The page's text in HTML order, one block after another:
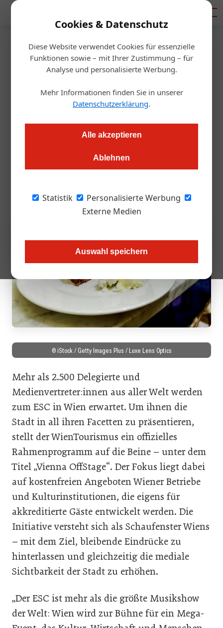
Cookies & Datenschutz
Diese Website verwendet Cookies für essenzielle
Funktionen sowie – mit Ihrer Zustimmung – für
Analyse und personalisierte Werbung.
Mehr Informationen finden Sie in unserer
Datenschutzerklärung.
Alle akzeptieren
Ablehnen
Statistik
Personalisierte Werbung
Externe Medien
Auswahl speichern
Startseite/Tourismusbranche
Tourismus
ESC 2026: Wien sucht
Partnerbetriebe
Mit dem Projekt „Vienna OffStage“ lädt WienTourismus
Rahmenprogramms zu werden. Wir haben alle Infos dazu.
© iStock / Getty Images Plus / Luxe Lens Optics
Mehr als 2.500 Delegierte und
Medienvertreter:innen aus aller Welt werden
zum ESC in Wien erwartet. Um ihnen die
Stadt in all ihren Facetten zu präsentieren,
stellt der WienTourismus ein offizielles
Rahmenprogramm auf die Beine – unter dem
Titel „Vienna OffStage“. Der Fokus liegt dabei
auf kostenfreien Angeboten Wiener Betriebe
und Kulturinstitutionen, die eigens für
akkreditierte Gäste entwickelt werden. Die
Initiative versteht sich als Schaufenster Wiens
– mit dem Ziel, bleibende Eindrücke zu
hinterlassen und gleichzeitig die mediale
Sichtbarkeit der Stadt zu erhöhen.
„Der ESC ist mehr als die größte Musikshow
der Welt: Wien wird zur Bühne für ein Mega-